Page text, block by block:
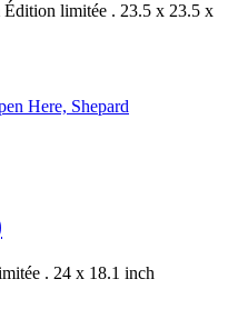
Édition limitée . 23.5 x 23.5 x
. 24 x 18.1 inch